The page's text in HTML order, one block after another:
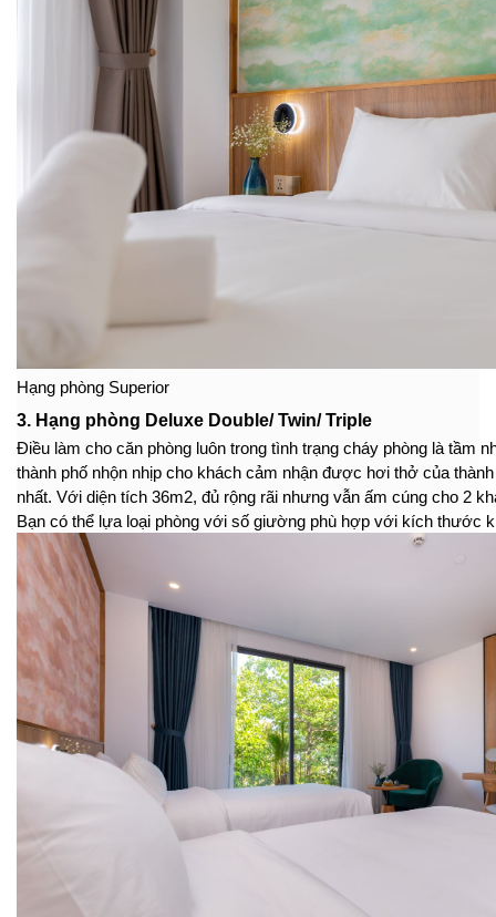
Hạng phòng Superior
3. Hạng phòng Deluxe Double/ Twin/ Triple
Điều làm cho căn phòng luôn trong tình trạng cháy phòng là tầm
thành phố nhộn nhịp cho khách cảm nhận được hơi thở của
nhất. Với diện tích 36m2, đủ rộng rãi nhưng vẫn ấm cúng cho 2
Bạn có thể lựa loại phòng với số giường phù hợp với kích thước